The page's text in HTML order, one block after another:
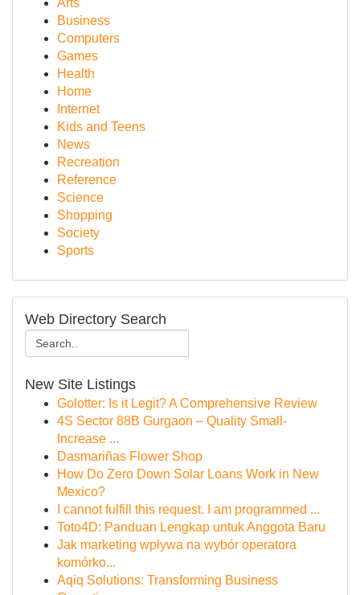
Arts
Business
Computers
Games
Health
Home
Internet
Kids and Teens
News
Recreation
Reference
Science
Shopping
Society
Sports
Web Directory Search
New Site Listings
Golotter: Is it Legit? A Comprehensive Review
4S Sector 88B Gurgaon – Quality Small-
Increase ...
Dasmariñas Flower Shop
How Do Zero Down Solar Loans Work in New
Mexico?
I cannot fulfill this request. I am programmed ...
Toto4D: Panduan Lengkap untuk Anggota Baru
Jak marketing wpływa na wybór operatora
komórko...
Aqiq Solutions: Transforming Business